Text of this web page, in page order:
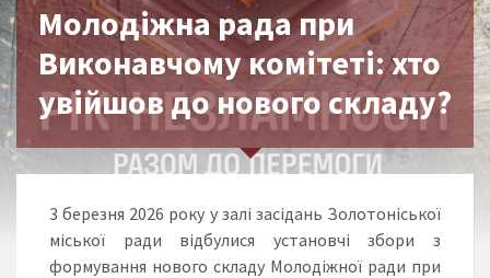
Молодіжна рада при
Виконавчому комітеті: хто
увійшов до нового складу?
3 березня 2026 року у залі засідань Золотоніської
міської ради відбулися установчі збори з
формування нового складу Молодіжної ради при